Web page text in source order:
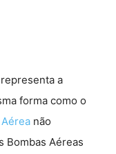
a
forma como o
não
Bombas Aéreas